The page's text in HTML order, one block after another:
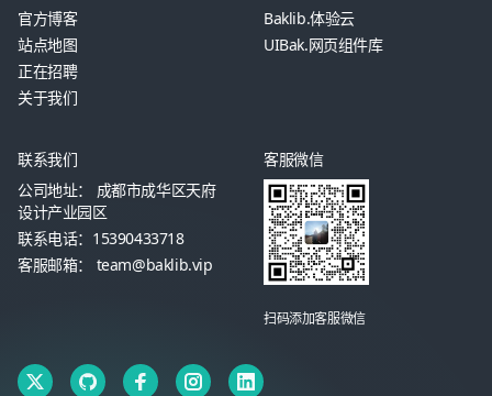
官方博客
站点地图
正在招聘
关于我们
Baklib.体验云
UIBak.网页组件库
联系我们
公司地址： 成都市成华区天府
设计产业园区
联系电话：15390433718
客服邮箱： team@baklib.vip
客服微信
扫码添加客服微信